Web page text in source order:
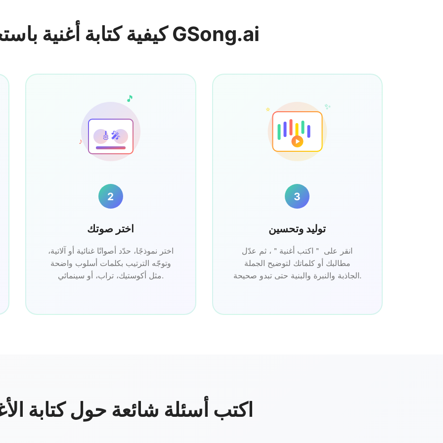
كيفية كتابة أغنية باستخدام GSong.ai
🎸🎤
🎵
♪
2
اختر صوتك
اختر نموذجًا، حدّد أصواتًا غنائية أو آلاتية،
وتوجّه الترتيب بكلمات أسلوب واضحة
مثل أكوستيك، تراب، أو سينمائي.
✨
⭐
3
توليد وتحسين
انقر على ＂اكتب أغنية＂، ثم عدّل
مطالبك أو كلماتك لتوضيح الجملة
الجاذبة والنبرة والبنية حتى تبدو صحيحة.
اكتب أسئلة شائعة حول كتابة